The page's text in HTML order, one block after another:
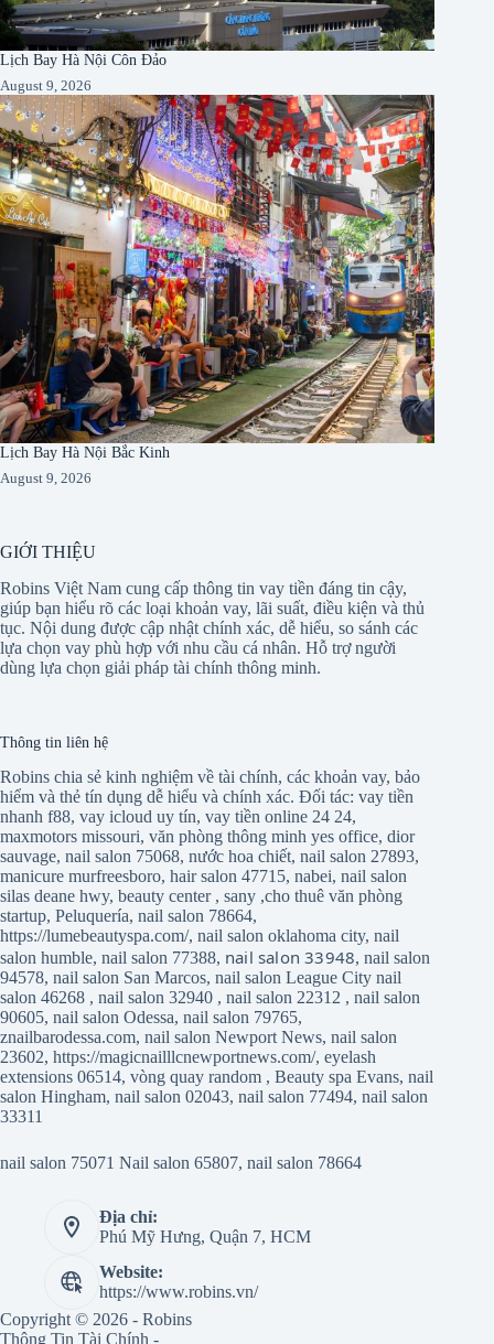
Lịch Bay Hà Nội Côn Đảo
August 9, 2026
Lịch Bay Hà Nội Bắc Kinh
August 9, 2026
GIỚI THIỆU
Robins Việt Nam cung cấp thông tin vay tiền đáng tin cậy,
giúp bạn hiểu rõ các loại khoản vay, lãi suất, điều kiện và thủ
tục. Nội dung được cập nhật chính xác, dễ hiểu, so sánh các
lựa chọn vay phù hợp với nhu cầu cá nhân. Hỗ trợ người
dùng lựa chọn giải pháp tài chính thông minh.
Thông tin liên hệ
Robins chia sẻ kinh nghiệm về tài chính, các khoản vay, bảo
hiểm và thẻ tín dụng dễ hiểu và chính xác. Đối tác: vay tiền
nhanh f88, vay icloud uy tín, vay tiền online 24 24,
maxmotors missouri, văn phòng thông minh yes office, dior
sauvage, nail salon 75068, nước hoa chiết, nail salon 27893,
manicure murfreesboro, hair salon 47715, nabei, nail salon
silas deane hwy, beauty center, sany ,cho thuê văn phòng
startup, Peluquería, nail salon 78664,
https://lumebeautyspa.com/, nail salon oklahoma city, nail
salon humble, nail salon 77388, nail salon 33948,nail salon
94578, nail salon San Marcos, nail salon League City nail
salon 46268 , nail salon 32940 , nail salon 22312 , nail salon
90605, nail salon Odessa, nail salon 79765,
znailbarodessa.com, nail salon Newport News, nail salon
23602, https://magicnailllcnewportnews.com/, eyelash
extensions 06514, vòng quay random , Beauty spa Evans, nail
salon Hingham, nail salon 02043, nail salon 77494, nail salon
33311
nail salon 75071 Nail salon 65807, nail salon 78664
Địa chỉ:
Phú Mỹ Hưng, Quận 7, HCM
Website:
https://www.robins.vn/
Copyright © 2026 - Robins
Thông Tin Tài Chính -